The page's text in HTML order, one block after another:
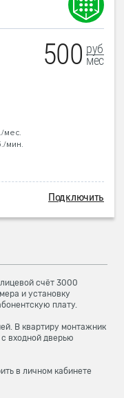
500 руб
мес
мес.
мин.
Подключить
счёт 3000
и установку
плату.
В квартиру монтажник
входной дверью
в личном кабинете